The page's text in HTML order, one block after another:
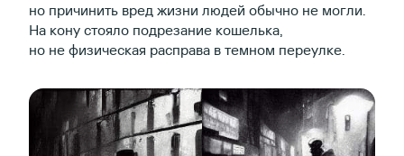
но причинить вред жизни людей обычно не могли.
На кону стояло подрезание кошелька,
но не физическая расправа в темном переулке.